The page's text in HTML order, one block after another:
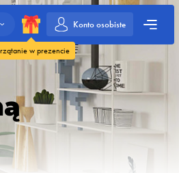
w prezencie
Konto osobiste